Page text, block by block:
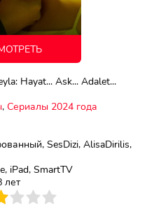
Hayat... Ask... Adalet...
, Сериалы 2024 года
SesDizi, AlisaDirilis,
iPad, SmartTV
лет